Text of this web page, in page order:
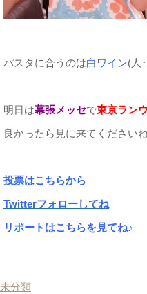
パスタに合うのは白ワイン(人
明日は幕張メッセで東京ラン
良かったら見に来てください
投票はこちらから
Twitterフォローしてね
リポートはこちらを見てね♪
未分類